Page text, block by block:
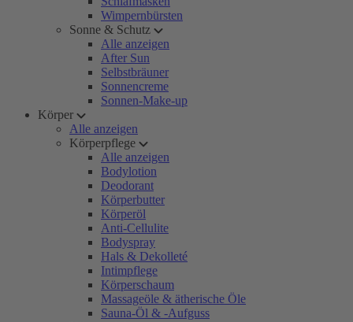
Wimpernbürsten
Sonne & Schutz
Alle anzeigen
After Sun
Selbstbräuner
Sonnencreme
Sonnen-Make-up
Körper
Alle anzeigen
Körperpflege
Alle anzeigen
Bodylotion
Deodorant
Körperbutter
Körperöl
Anti-Cellulite
Bodyspray
Hals & Dekolleté
Intimpflege
Körperschaum
Massageöle & ätherische Öle
Sauna-Öl & -Aufguss